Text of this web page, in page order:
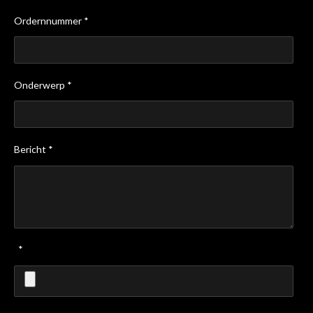
Ordernnummer *
Onderwerp *
Bericht *
*